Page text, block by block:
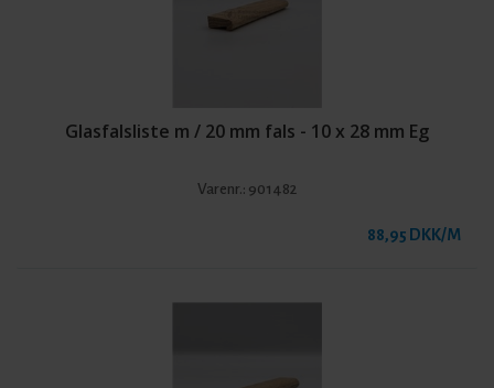
Glasfalsliste m / 20 mm fals - 10 x 28 mm Eg
Varenr.: 901482
88,95 DKK/M